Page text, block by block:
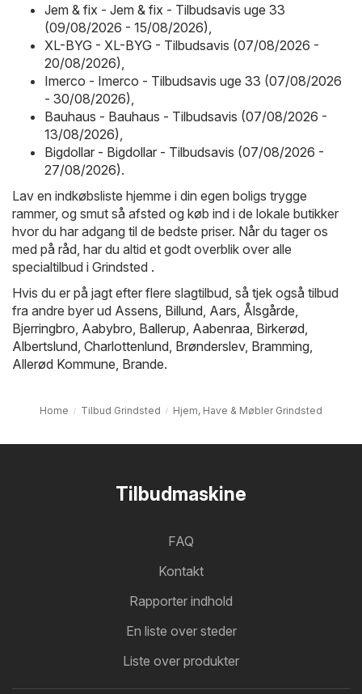
Jem & fix - Jem & fix - Tilbudsavis uge 33
(09/08/2026 - 15/08/2026)
XL-BYG - XL-BYG - Tilbudsavis (07/08/2026 -
20/08/2026)
Imerco - Imerco - Tilbudsavis uge 33 (07/08/2026
- 30/08/2026)
Bauhaus - Bauhaus - Tilbudsavis (07/08/2026 -
13/08/2026)
Bigdollar - Bigdollar - Tilbudsavis (07/08/2026 -
27/08/2026).
Lav en indkøbsliste hjemme i din egen boligs trygge
rammer, og smut så afsted og køb ind i de lokale butikker
hvor du har adgang til de bedste priser. Når du tager os
med på råd, har du altid et godt overblik over alle
specialtilbud i Grindsted .
Hvis du er på jagt efter flere slagtilbud, så tjek også tilbud
fra andre byer ud Assens Billund Aars Ålsgårde
Bjerringbro Aabybro Ballerup Aabenraa Birkerød
Albertslund Charlottenlund Brønderslev, Bramming
Allerød Kommune Brande.
Home Tilbud Grindsted Hjem, Have & Møbler Grindsted
Tilbudmaskine
FAQ
Kontakt
Rapporter indhold
En liste over steder
Liste over produkter